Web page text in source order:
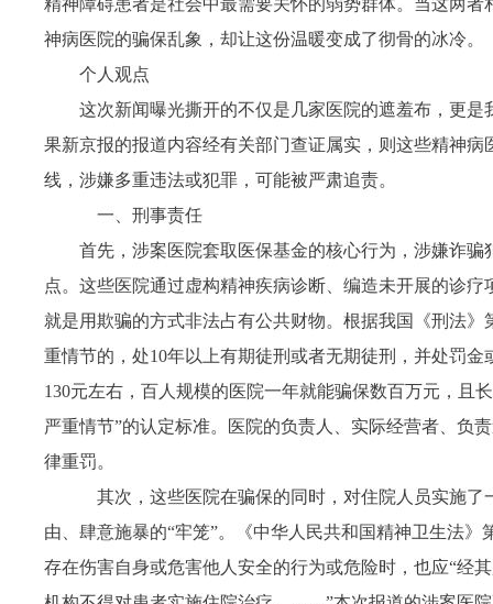
精神障碍患者是社会中最需要关怀的弱势群体。当这两
神病医院的骗保乱象，却让这份温暖变成了彻骨的冰冷。
个人观点
这次新闻曝光撕开的不仅是几家医院的遮羞布，更
果新京报的报道内容经有关部门查证属实，则这些精神
线，涉嫌多重违法或犯罪，可能被严肃追责。
一、 刑事责任
首先，涉案医院套取医保基金的核心行为，涉嫌诈
点。这些医院通过虚构精神疾病诊断、编造未开展的诊
就是用欺骗的方式非法占有公共财物。根据我国《刑法
重情节的，处10年以上有期徒刑或者无期徒刑，并处罚
130元左右，百人规模的医院一年就能骗保数百万元，且
严重情节”的认定标准。医院的负责人、实际经营者、负
律重罚。
其次，这些医院在骗保的同时，对住院人员实施了
由、肆意施暴的“牢笼”。《中华人民共和国精神卫生法
存在伤害自身或危害他人安全的行为或危险时，也应“经